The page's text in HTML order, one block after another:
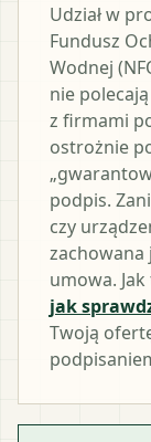
Udział w
Fundusz
Wodnej
nie
z firmami
ostrożnie
podpis.
czy
zachowana
umowa.
jak
Twoją